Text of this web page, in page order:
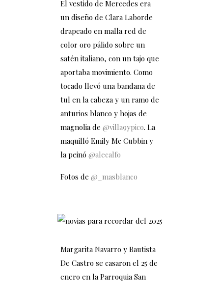
El vestido de Mercedes era
un diseño de Clara Laborde
drapeado en malla red de
color oro pálido sobre un
satén italiano, con un tajo que
aportaba movimiento. Como
tocado llevó una bandana de
tul en la cabeza y un ramo de
anturios blanco y hojas de
magnolia de @villa9ypico. La
maquilló Emily Mc Cubbin y
la peinó @alecalfo
Fotos de @_masblanco
Margarita Navarro y Bautista
De Castro se casaron el 25 de
enero en la Parroquia San